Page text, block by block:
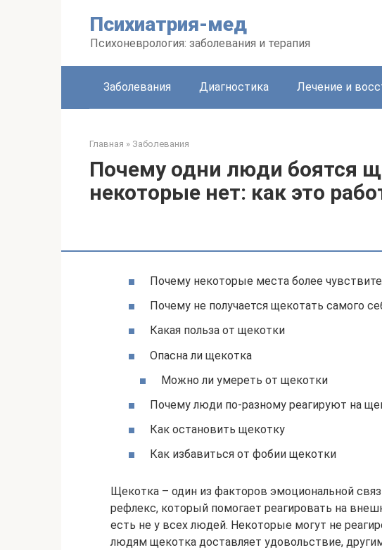
Психиатрия-мед
Психоневрология: заболевания и терапия
Заболевания Диагностика Лечение и
Главная » Заболевания
Почему одни люди боятся
некоторые нет: как это
Почему некоторые места более
Почему не получается щекотать самого
Какая польза от щекотки
Опасна ли щекотка
Можно ли умереть от щекотки
Почему люди по-разному реагируют на
Как остановить щекотку
Как избавиться от фобии щекотки
Щекотка – один из факторов эмоциональной
рефлекс, который помогает реагировать на
есть не у всех людей. Некоторые могут не
людям щекотка доставляет удовольствие,